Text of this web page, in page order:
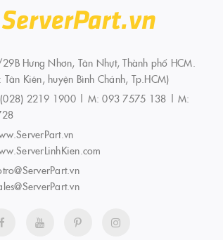
Hưng Nhơn, Tân Nhựt, Thành phố HCM.
Kiên, huyện Bình Chánh, Tp.HCM)
(028) 2219 1900 | M: 093 7575 138 | M: